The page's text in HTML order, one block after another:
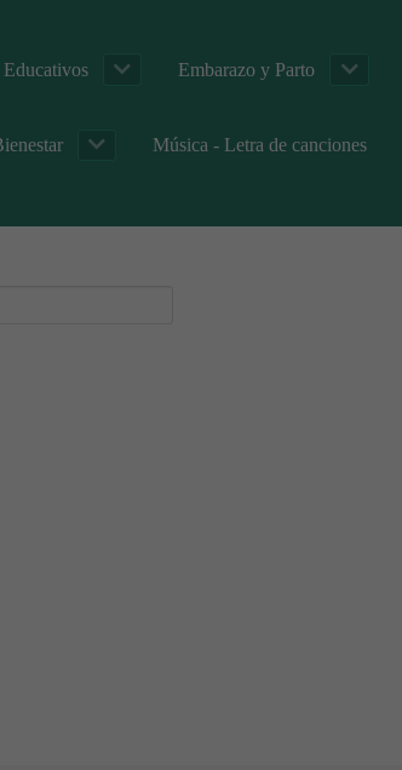
Educativos Embarazo y Parto
Música - Letra de canciones